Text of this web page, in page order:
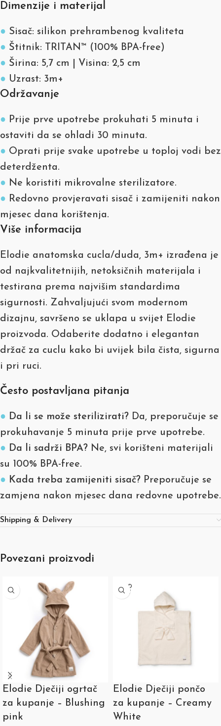
Dimenzije i materijal
● Sisač: silikon prehrambenog kvaliteta
● Štitnik: TRITAN™ (100% BPA-free)
● Širina: 5,7 cm | Visina: 2,5 cm
● Uzrast: 3m+
Održavanje
● Prije prve upotrebe prokuhati 5 minuta i
ostaviti da se ohladi 30 minuta.
● Oprati prije svake upotrebe u toploj vodi bez
deterdženta.
● Ne koristiti mikrovalne sterilizatore.
● Redovno provjeravati sisač i zamijeniti nakon
mjesec dana korištenja.
Više informacija
Elodie anatomska cucla/duda, 3m+ izrađena je
od najkvalitetnijih, netoksičnih materijala i
testirana prema najvišim standardima
sigurnosti. Zahvaljujući svom modernom
dizajnu, savršeno se uklapa u svijet Elodie
proizvoda. Odaberite dodatno i elegantan
držač za cuclu kako bi uvijek bila čista, sigurna
i pri ruci.
Često postavljana pitanja
● Da li se može sterilizirati? Da, preporučuje se
prokuhavanje 5 minuta prije prve upotrebe.
● Da li sadrži BPA? Ne, svi korišteni materijali
su 100% BPA-free.
● Kada treba zamijeniti sisač? Preporučuje se
zamjena nakon mjesec dana redovne upotrebe.
Shipping & Delivery
Povezani proizvodi
Elodie Dječiji ogrtač
za kupanje – Blushing
pink
SOLD
OUT
Elodie Dječiji pončo
za kupanje – Creamy
White